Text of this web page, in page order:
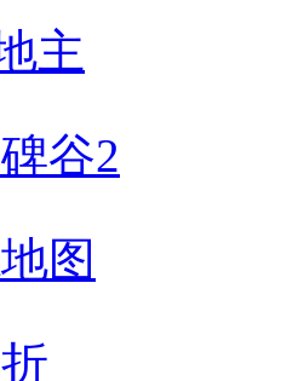
主
谷2
图